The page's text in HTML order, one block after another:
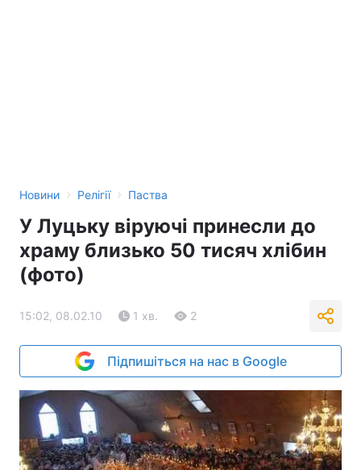
Новини › Релігії › Паства
У Луцьку віруючі принесли до
храму близько 50 тисяч хлібин
(фото)
15:02, 08.02.10 1 хв. 2
Підпишіться на нас в Google